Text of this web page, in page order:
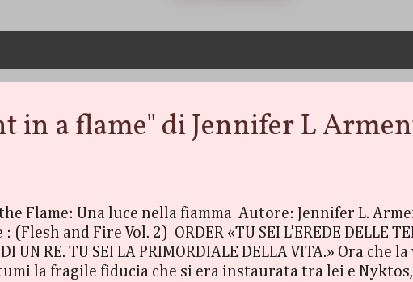
in a flame" di Jennifer L
Flame: Una luce nella fiamma Autore: Jennifer L.
(Flesh and Fire Vol. 2) ORDER «TU SEI L’EREDE DELLE
DI UN RE. TU SEI LA PRIMORDIALE DELLA VITA.» Ora
la fragile fiducia che si era instaurata tra lei e